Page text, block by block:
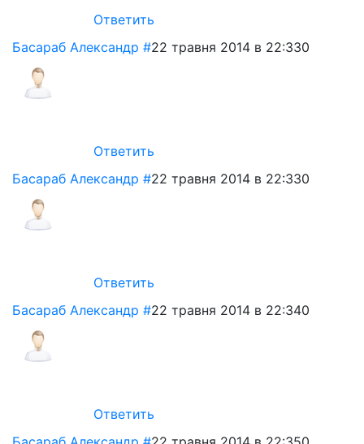
Ответить
Басараб Александр #22 травня 2014 в 22:330
Ответить
Басараб Александр #22 травня 2014 в 22:330
Ответить
Басараб Александр #22 травня 2014 в 22:340
Ответить